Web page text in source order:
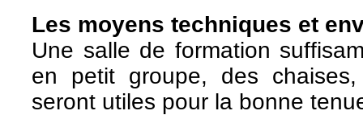
Les moyens techniques et
Une salle de formation
en petit groupe, des
seront utiles pour la bonne